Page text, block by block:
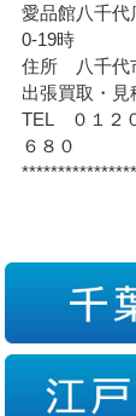
愛品館八千
0-19時
住所 八千代
出張買取・見
TEL ０１２
６８０